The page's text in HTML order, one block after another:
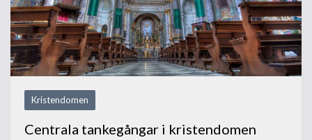
Kristendomen
Centrala tankegångar i kristendomen